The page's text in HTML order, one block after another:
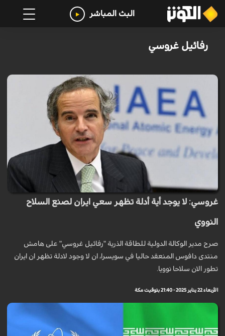
البث المباشر
رفائيل غروسي
غروسي: لا يوجد أية أدلة تظهر سعي ايران لصنع السلاح
النووي
صرح مدير الوكالة الدولية للطاقة الذرية "رفائيل غروسي" على هامش
منتدى دافوس المنعقد حاليا في سويسرا، ان لا وجود لادلة تظهر ان ايران
تطور الان سلاحا نوويا.
الأربعاء 22 يناير 2025 - 21:40 بتوقيت مكة